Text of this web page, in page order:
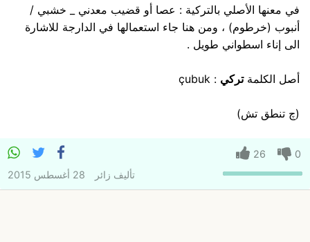
في معنها الأصلي بالتركية : عصا أو قضيب معدني _ خشبي /
أنبوب (خرطوم) ، ومن هنا جاء استعمالها في الدارجة للاشارة
الى إناء اسطواني طويل .
أصل الكلمةتركي : çubuk
(چ تنطق تش)
0
26
تأليف زائر 28 أغسطس 2015